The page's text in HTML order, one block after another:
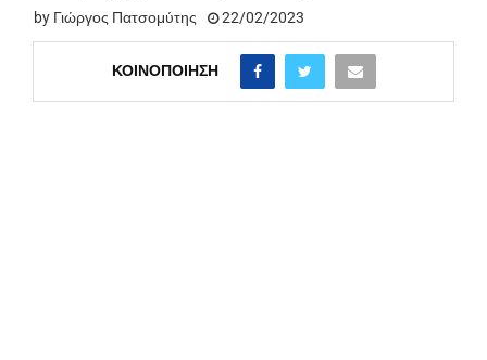
by Γιώργος Πατσομύτης 22/02/2023
ΚΟΙΝΟΠΟΊΗΣΗ